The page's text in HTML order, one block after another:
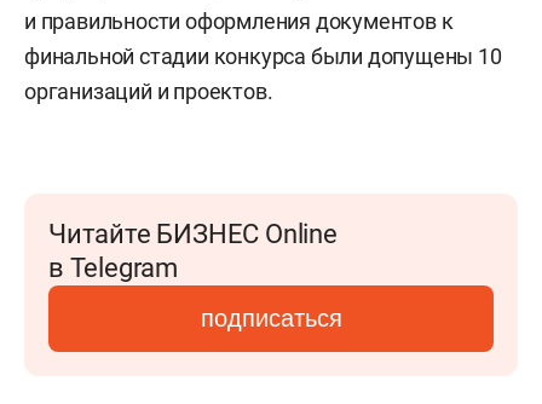
и правильности оформления документов к
финальной стадии конкурса были допущены 10
организаций и проектов.
Читайте БИЗНЕС Online
в Telegram
подписаться